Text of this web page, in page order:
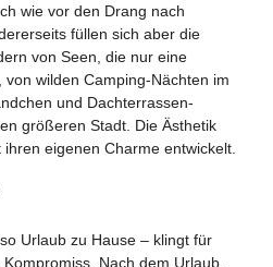
wie vor den Drang nach
füllen sich aber die
von Seen, die nur eine
wilden Camping-Nächten im
und Dachterrassen-
größeren Stadt. Die Ästhetik
eigenen Charme entwickelt.
Urlaub zu Hause – klingt für
Nach dem Urlaub,